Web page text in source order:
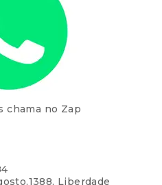
chama no Zap
Liberdade